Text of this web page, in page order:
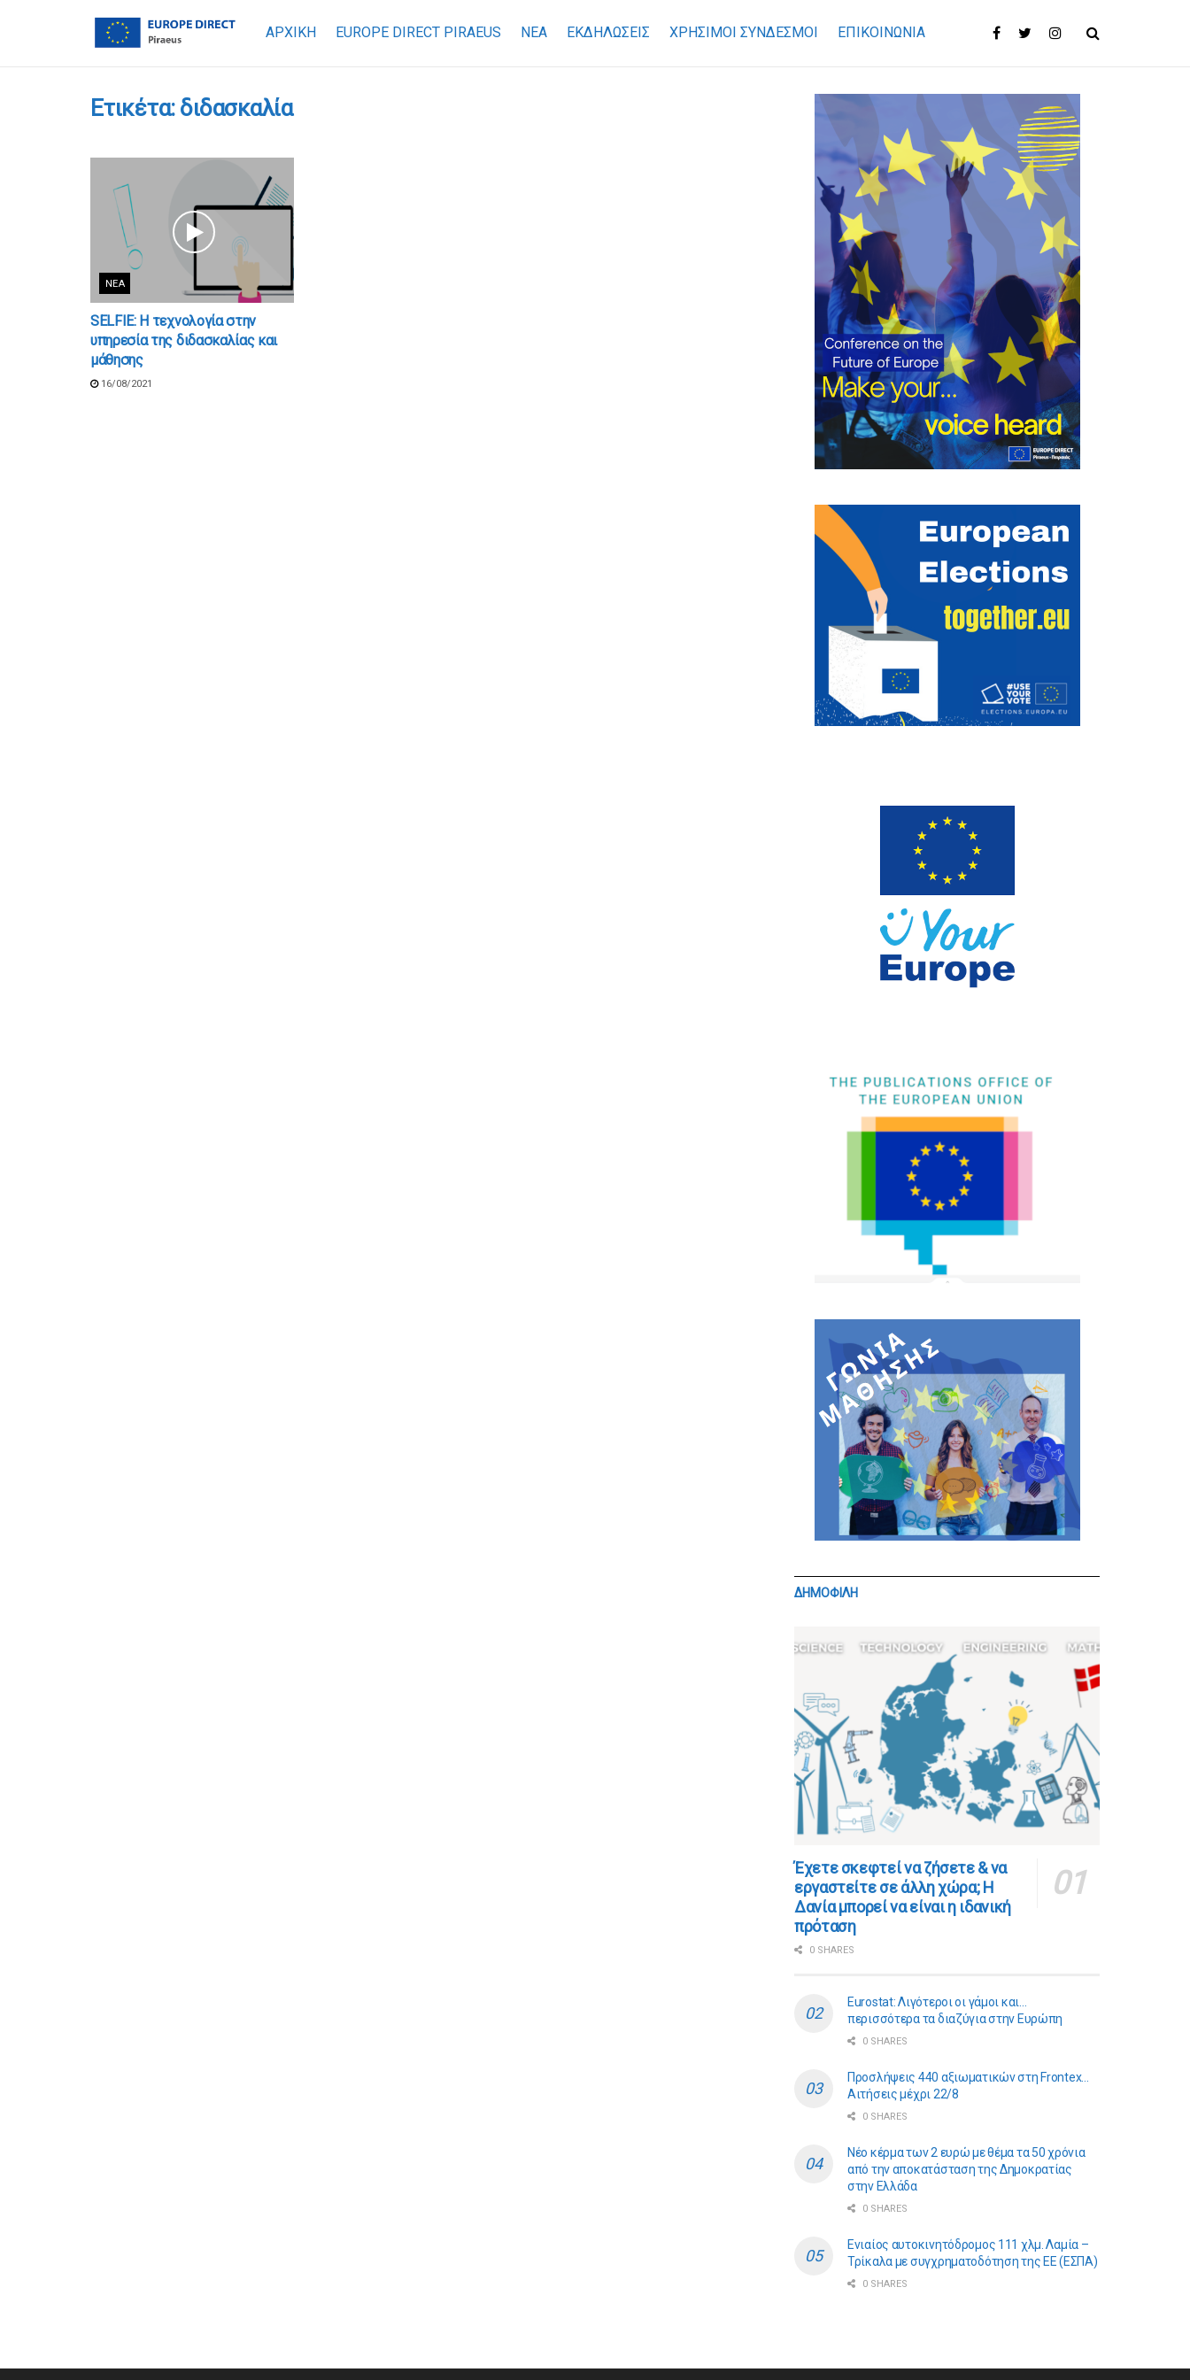
ΑΡΧΙΚΗ EUROPE DIRECT PIRAEUS ΝΕΑ ΕΚΔΗΛΩΣΕΙΣ ΧΡΉΣΙΜΟΙ ΣΎΝΔΕΣΜΟΙ ΕΠΙΚΟΙΝΩΝΊΑ
Ετικέτα: διδασκαλία
ΝΈΑ
SELFIE: Η τεχνολογία στην
υπηρεσία της διδασκαλίας και
μάθησης
16/08/2021
ΔΗΜΟΦΙΛΗ
​​Έχετε σκεφτεί να ζήσετε & να
εργαστείτε σε άλλη χώρα; Η
Δανία μπορεί να είναι η ιδανική
πρόταση
0 SHARES
Eurostat: Λιγότεροι οι γάμοι και…
περισσότερα τα διαζύγια στην Ευρώπη
0 SHARES
Προσλήψεις 440 αξιωματικών στη Frontex…
Αιτήσεις μέχρι 22/8
0 SHARES
Νέο κέρμα των 2 ευρώ με θέμα τα 50 χρόνια
από την αποκατάσταση της Δημοκρατίας
στην Ελλάδα
0 SHARES
Ενιαίος αυτοκινητόδρομος 111 χλμ. Λαμία –
Τρίκαλα με συγχρηματοδότηση της ΕE (ΕΣΠΑ)
0 SHARES